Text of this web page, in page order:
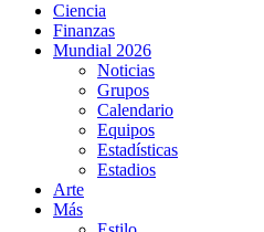
Ciencia
Finanzas
Mundial 2026
Noticias
Grupos
Calendario
Equipos
Estadísticas
Estadios
Arte
Más